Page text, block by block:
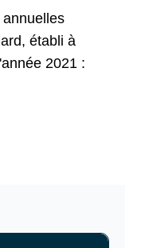
établi à
2021 :